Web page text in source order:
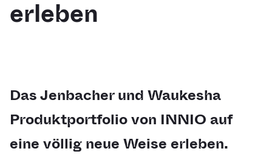
erleben
Das Jenbacher und Waukesha
Produktportfolio von INNIO auf
eine völlig neue Weise erleben.